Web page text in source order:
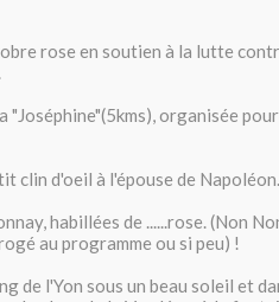
rose en soutien à la lutte
organisée
clin d'oeil à l'épouse de Napoléon.
habillées de ......rose. (Non
au programme ou si peu) !
de l'Yon sous un beau soleil et